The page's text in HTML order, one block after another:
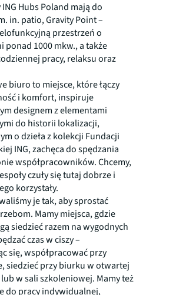
Hubs Poland mają do
in. patio, Gravity Point –
przestrzeń o
ponad 1000 mkw., a także
pracy, relaksu oraz
biuro to miejsce, które łączy
i komfort, inspiruje
designem z elementami
do historii lokalizacji,
o dzieła z kolekcji Fundacji
ING, zachęca do spędzania
współpracowników. Chcemy,
czuły się tutaj dobrze i
korzystały.
je tak, aby sprostać
Mamy miejsca, gdzie
siedzieć razem na wygodnych
czas w ciszy –
się, współpracować przy
siedzieć przy biurku w otwartej
w sali szkoleniowej. Mamy też
do pracy indywidualnej,